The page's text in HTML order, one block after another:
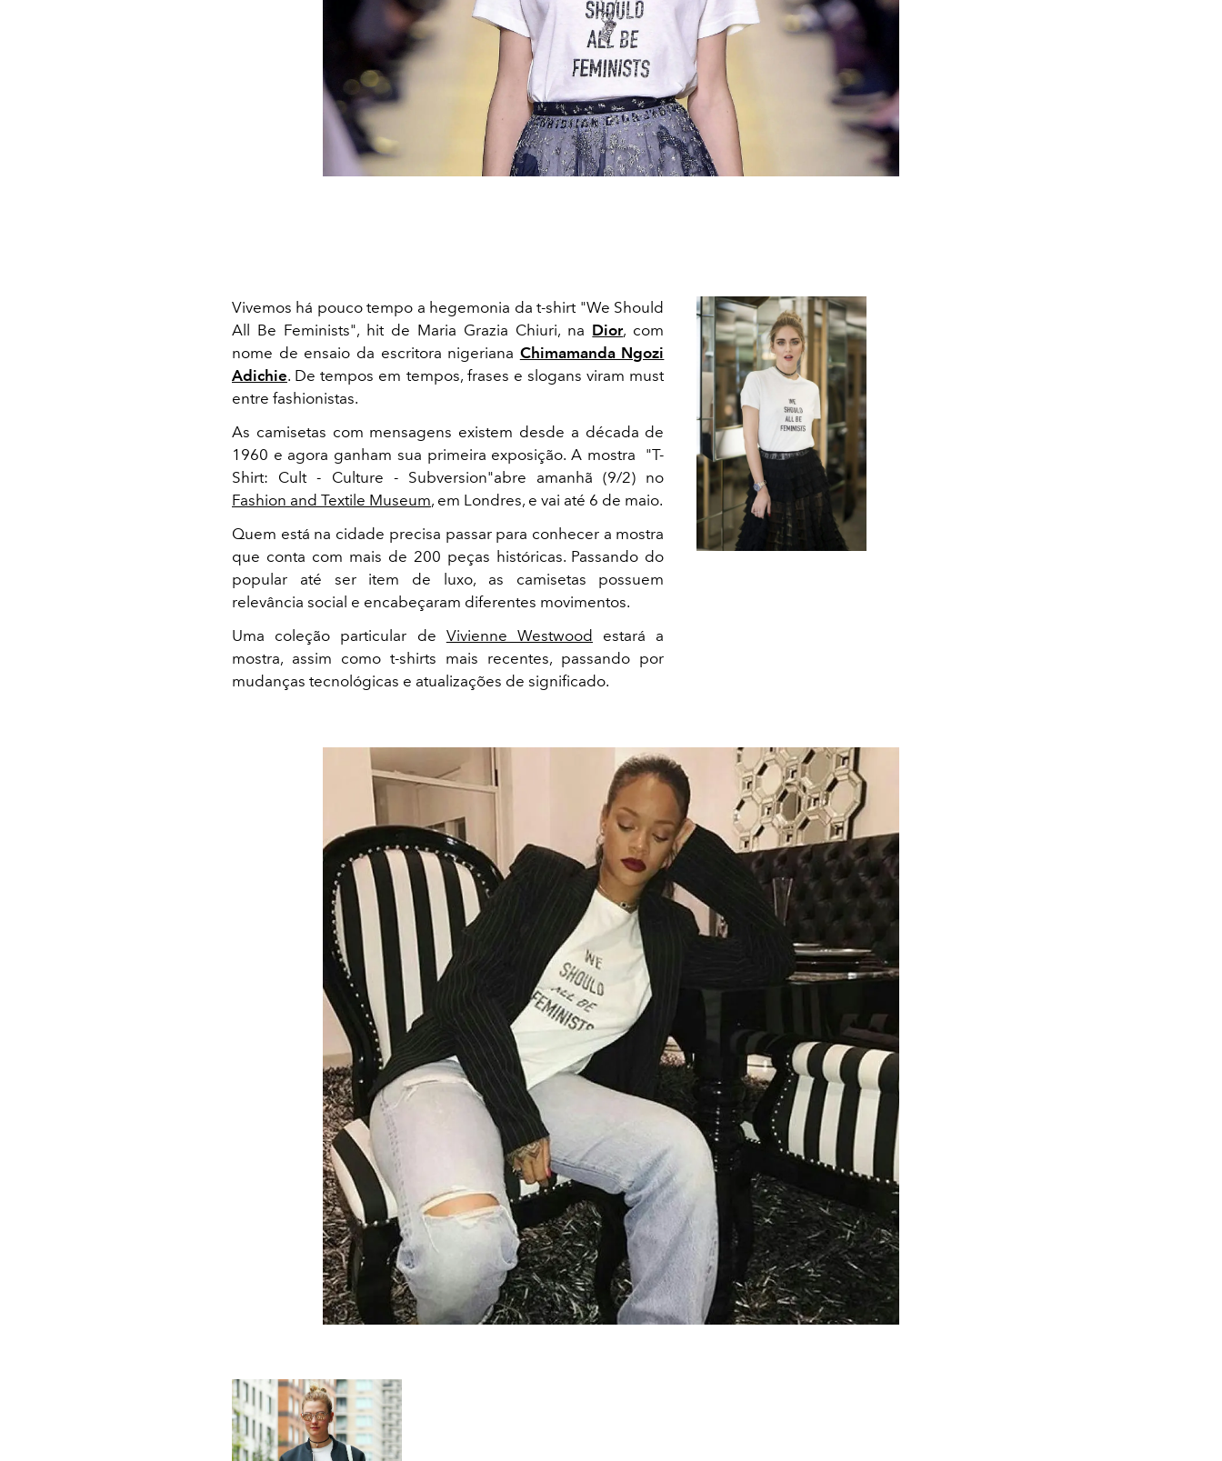
Vivemos há pouco tempo a hegemonia da t-shirt "We Should
All Be Feminists", hit de Maria Grazia Chiuri, na Dior, com
nome de ensaio da escritora nigeriana Chimamanda Ngozi
Adichie. De tempos em tempos, frases e slogans viram must
entre fashionistas.
As camisetas com mensagens existem desde a década de
1960 e agora ganham sua primeira exposição. A mostra "T-
Shirt: Cult - Culture - Subversion"abre amanhã (9/2) no
Fashion and Textile Museum, em Londres, e vai até 6 de maio.
Quem está na cidade precisa passar para conhecer a mostra
que conta com mais de 200 peças históricas. Passando do
popular até ser item de luxo, as camisetas possuem
relevância social e encabeçaram diferentes movimentos.
Uma coleção particular de Vivienne Westwood estará a
mostra, assim como t-shirts mais recentes, passando por
mudanças tecnológicas e atualizações de significado.